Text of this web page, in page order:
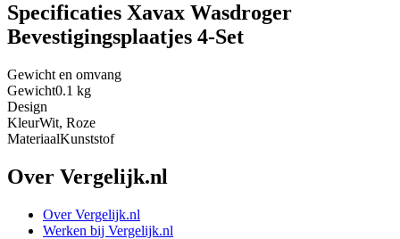
Specificaties Xavax Wasdroger
Bevestigingsplaatjes 4-Set
Gewicht en omvang
Gewicht0.1 kg
Design
KleurWit, Roze
MateriaalKunststof
Over Vergelijk.nl
Over Vergelijk.nl
Werken bij Vergelijk.nl